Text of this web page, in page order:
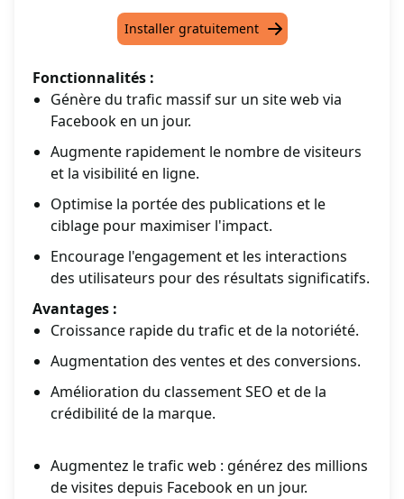
Installer gratuitement
Fonctionnalités :
Génère du trafic massif sur un site web via
Facebook en un jour.
Augmente rapidement le nombre de visiteurs
et la visibilité en ligne.
Optimise la portée des publications et le
ciblage pour maximiser l'impact.
Encourage l'engagement et les interactions
des utilisateurs pour des résultats significatifs.
Avantages :
Croissance rapide du trafic et de la notoriété.
Augmentation des ventes et des conversions.
Amélioration du classement SEO et de la
crédibilité de la marque.
Augmentez le trafic web : générez des millions
de visites depuis Facebook en un jour.